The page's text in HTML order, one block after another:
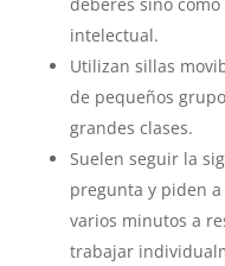
intelectual.
Utilizan sillas
de pequeños
grandes clases.
Suelen seguir la
pregunta y piden
varios minutos a
trabajar